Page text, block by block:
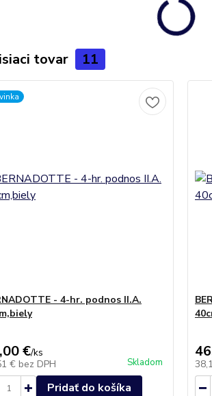
tovar 11
- 4-hr. podnos II.A.
€/ks
€ bez DPH Skladom
Pridať do košíka